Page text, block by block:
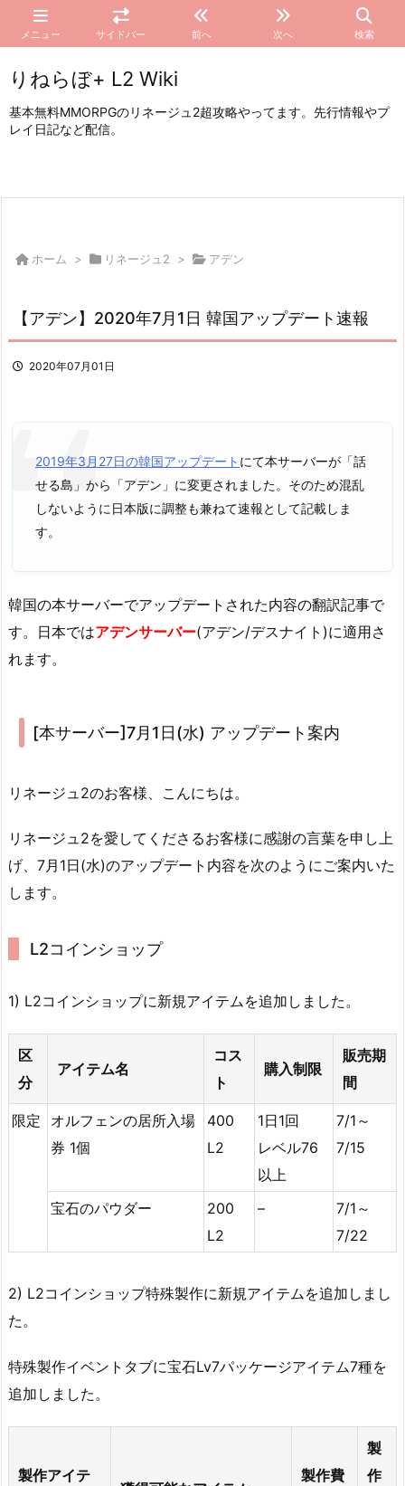
メニュー サイドバー 前へ 次へ 検索
りねらぼ+ L2 Wiki
基本無料MMORPGのリネージュ2超攻略やってます。先行情報やプ
レイ日記など配信。
ホーム > リネージュ2 > アデン
【アデン】2020年7月1日 韓国アップデート速報
2020年07月01日
2019年3月27日の韓国アップデート にて本サーバーが「話
せる島」から「アデン」に変更されました。そのため混乱
しないように日本版に調整も兼ねて速報として記載しま
す。
韓国の本サーバーでアップデートされた内容の翻訳記事で
す。日本ではアデンサーバー(アデン/デスナイト)に適用さ
れます。
[本サーバー]7月1日(水) アップデート案内
リネージュ2のお客様、こんにちは。
リネージュ2を愛してくださるお客様に感謝の言葉を申し上
げ、7月1日(水)のアップデート内容を次のようにご案内いた
します。
L2コインショップ
1) L2コインショップに新規アイテムを追加しました。
区
分
アイテム名
コス
ト
購入制限
販売期
間
限定
オルフェンの居所入場
券 1個
400
L2
1日1回
レベル76
以上
7/1～
7/15
宝石のパウダー
200
L2
–
7/1～
7/22
2) L2コインショップ特殊製作に新規アイテムを追加しまし
た。
特殊製作イベントタブに宝石Lv7パッケージアイテム7種を
追加しました。
製作アイテ
製作費
製
作